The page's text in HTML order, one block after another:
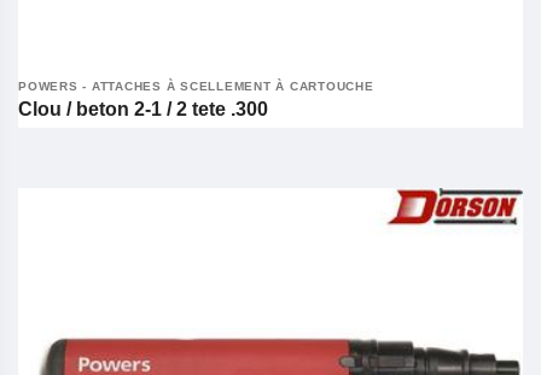
POWERS - ATTACHES À SCELLEMENT À CARTOUCHE
Clou / beton 2-1 / 2 tete .300